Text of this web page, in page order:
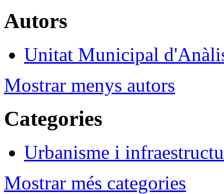
Autors
Unitat Municipal
Mostrar menys autors
Categories
Urbanisme i
Mostrar més categories